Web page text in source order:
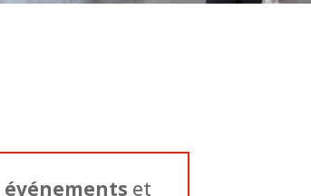
événements et